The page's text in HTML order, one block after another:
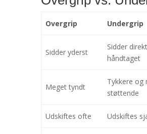
Overgrip Undergrip
Sidder yderst
Sidder
håndtaget
Meget tyndt
Tykkere og
støttende
Udskiftes ofte Udskiftes